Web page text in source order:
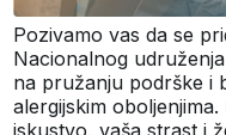
Pozivamo vas da se
Nacionalnog
na pružanju podrške i
alergijskim